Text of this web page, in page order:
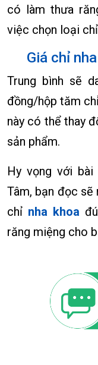
có làm thưa
việc chọn loại
Giá chỉ
Trung bình sẽ
đồng/hộp tăm
này có thể thay
sản phẩm.
Hy vọng với
Tâm, bạn đọc
chỉ nha khoa
răng miệng cho